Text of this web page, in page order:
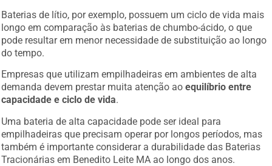
Baterias de lítio, por exemplo, possuem um ciclo de vida mais
longo em comparação às baterias de chumbo-ácido, o que
pode resultar em menor necessidade de substituição ao longo
do tempo.
Empresas que utilizam empilhadeiras em ambientes de alta
demanda devem prestar muita atenção aoequilíbrio entre
capacidade e ciclo de vida.
Uma bateria de alta capacidade pode ser ideal para
empilhadeiras que precisam operar por longos períodos, mas
também é importante considerar a durabilidade das Baterias
Tracionárias em Benedito Leite MA ao longo dos anos.